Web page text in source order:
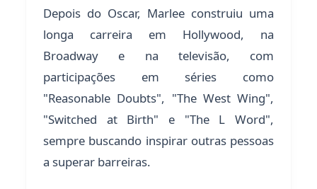
Depois do Oscar, Marlee construiu uma
longa carreira em Hollywood, na
Broadway e na televisão, com
participações em séries como
"Reasonable Doubts", "The West Wing",
"Switched at Birth" e "The L Word",
sempre buscando inspirar outras pessoas
a superar barreiras.